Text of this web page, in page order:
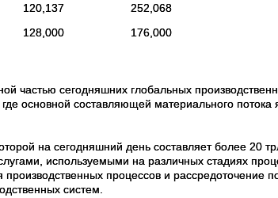
120,137
252,068
128,000 176,000
частью сегодняшних глобальных
основной составляющей материального потока
на сегодняшний день составляет более 20
используемыми на различных стадиях
процессов и рассредоточение
систем.